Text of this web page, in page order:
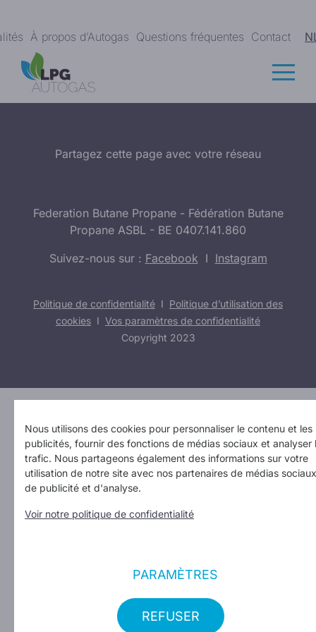
À propos d’Autogas Questions fréquentes Contact
Partagez cette page avec votre réseau
Federation Butane Propane - Fédération Butane
Propane ASBL - BE 0407.141.860
Suivez-nous sur : Facebook I Instagram
Politique de confidentialité I Politique d’utilisation des
cookies I Vos paramètres de confidentialité
Copyright 2023
Nous utilisons des cookies pour personnaliser le contenu et les
publicités, fournir des fonctions de médias sociaux et analyser
trafic. Nous partageons également des informations sur votre
utilisation de notre site avec nos partenaires de médias
de publicité et d'analyse.
Voir notre politique de confidentialité
PARAMÈTRES
REFUSER